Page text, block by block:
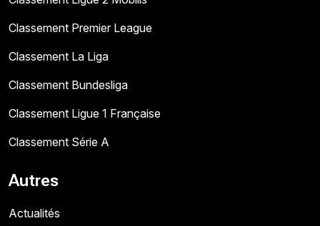
Classement Premier League
Classement La Liga
Classement Bundesliga
Classement Ligue 1 Française
Classement Série A
Autres
Actualités